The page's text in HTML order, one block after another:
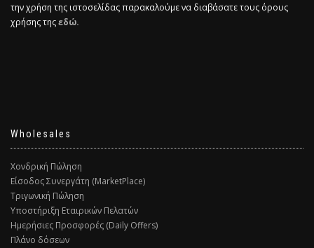
την χρήση της ιστοσελίδας παρακαλούμε να διαβάσατε τους όρους
χρήσης τηςεδώ.
Wholesales
Χονδρική Πώληση
Είσοδος Συνεργάτη (MarketPlace)
Τριγωνική Πώληση
Υποστήριξη Εταιρικών Πελατών
Ημερήσιες Προσφορές (Daily Offers)
Πλάνο δόσεων